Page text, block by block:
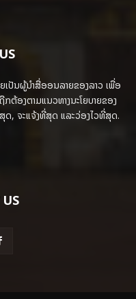
ເປັນຜູ້ນຳສື່ອອນລາຍຂອງລາວ ເພື່ອ
ຕ້ອງຕາມແນວທາງນະໂຍບາຍຂອງ
, ຈະແຈ້ງທີ່ສຸດ ແລະວ່ອງໄວທີ່ສຸດ.